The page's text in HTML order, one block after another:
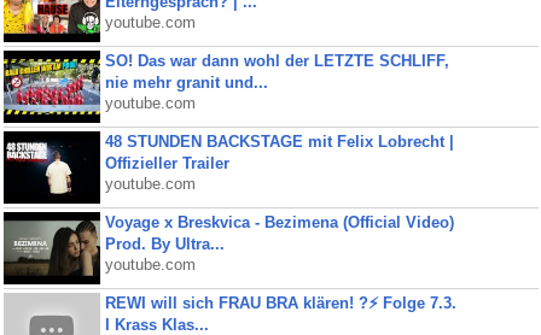
youtube.com
SO! Das war dann wohl der LETZTE SCHLIFF,
nie mehr granit und...
youtube.com
48 STUNDEN BACKSTAGE mit Felix Lobrecht |
Offizieller Trailer
youtube.com
Voyage x Breskvica - Bezimena (Official Video)
Prod. By Ultra...
youtube.com
REWI will sich FRAU BRA klären! ?⚡️ Folge 7.3.
I Krass Klas...